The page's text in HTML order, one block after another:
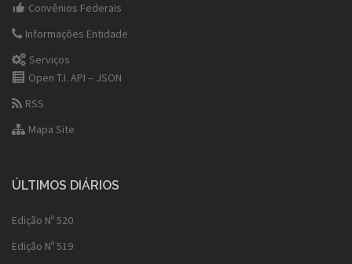
Convênios Federais
Informações Entidade
Serviços
Open T.I. API – JSON
RSS
Mapa Site
ÚLTIMOS DIÁRIOS
Edição Nº 520
Edição Nº 519